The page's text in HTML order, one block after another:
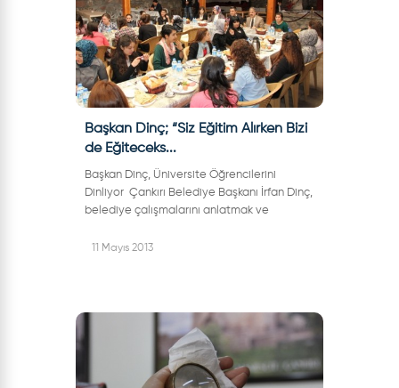
Başkan Dinç; “Siz Eğitim Alırken Bizi
de Eğiteceks...
Başkan Dinç, Üniversite Öğrencilerini
Dinliyor Çankırı Belediye Başkanı İrfan Dinç,
belediye çalışmalarını anlatmak ve
düzenlediği organizasyonda üniver...
11 Mayıs 2013